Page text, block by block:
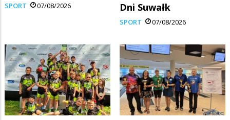
SPORT 07/08/2026
Dni Suwałk
SPORT 07/08/2026